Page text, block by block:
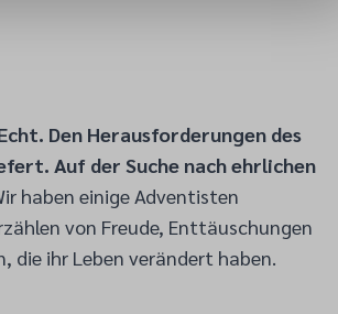
Den Herausforderungen des
Auf der Suche nach ehrlichen
haben einige Adventisten
von Freude, Enttäuschungen
die ihr Leben verändert haben.